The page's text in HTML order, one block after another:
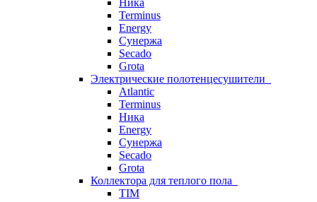
Ника
Terminus
Energy
Сунержа
Secado
Grota
Электрические полотенцесушители
Atlantic
Terminus
Ника
Energy
Сунержа
Secado
Grota
Коллектора для теплого пола
TIM